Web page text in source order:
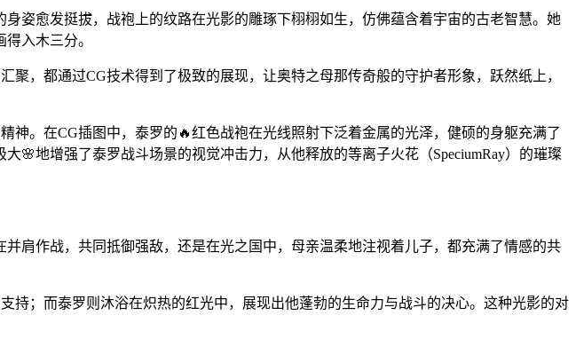
姿愈发挺拔，战袍上的纹路在光影的雕琢下栩栩如生，仿佛蕴含着宇宙的古老智慧。她
入木三分。
，都通过CG技术得到了极致的展现，让奥特之母那传奇般的守护者形象，跃然纸上，
。在CG插图中，泰罗的🔥红色战袍在光线照射下泛着金属的光泽，健硕的身躯充满了
🌸地增强了泰罗战斗场景的视觉冲击力，从他释放的等离子火花（SpeciumRay）的璀璨
肩作战，共同抵御强敌，还是在光之国中，母亲温柔地注视着儿子，都充满了情感的共
；而泰罗则沐浴在炽热的红光中，展现出他蓬勃的生命力与战斗的决心。这种光影的对